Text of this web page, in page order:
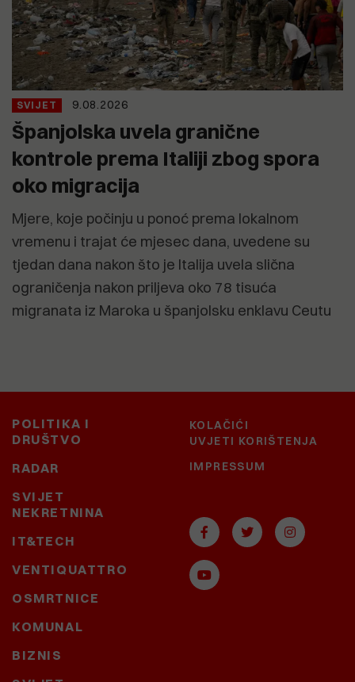
SVIJET 9.08.2026
Španjolska uvela granične
kontrole prema Italiji zbog spora
oko migracija
Mjere, koje počinju u ponoć prema lokalnom
vremenu i trajat će mjesec dana, uvedene su
tjedan dana nakon što je Italija uvela slična
ograničenja nakon priljeva oko 78 tisuća
migranata iz Maroka u španjolsku enklavu Ceutu
POLITIKA I
DRUŠTVO
RADAR
SVIJET
NEKRETNINA
IT&TECH
VENTIQUATTRO
OSMRTNICE
KOMUNAL
BIZNIS
KOLAČIĆI
UVJETI KORIŠTENJA
IMPRESSUM